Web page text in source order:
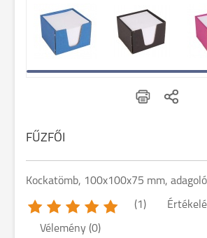
FŰZFŐI
Kockatömb, 100x100x75 mm,
(1)
Vélemény (0)